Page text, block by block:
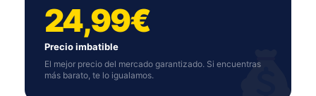
24,99€
Precio imbatible
El mejor precio del mercado garantizado. Si encuentras
más barato, te lo igualamos.